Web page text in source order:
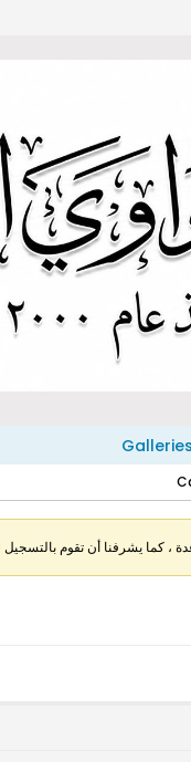
Galleries
كما يشرفنا أن تقوم